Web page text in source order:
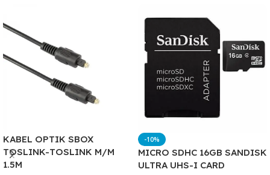
KABEL OPTIK SBOX
TOSLINK-TOSLINK M/M
1.5M
-10%
MICRO SDHC 16GB SANDISK
ULTRA UHS-I CARD